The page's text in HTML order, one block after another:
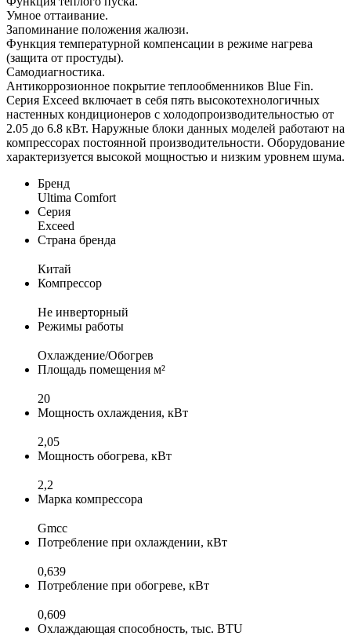
Умное оттаивание.
Запоминание положения жалюзи.
Функция температурной компенсации в режиме нагрева
(защита от простуды).
Самодиагностика.
Антикоррозионное покрытие теплообменников Blue Fin.
Серия Exceed включает в себя пять высокотехнологичных
настенных кондиционеров с холодопроизводительностью от
2.05 до 6.8 кВт. Наружные блоки данных моделей работают на
компрессорах постоянной производительности. Оборудование
характеризуется высокой мощностью и низким уровнем шума.
Бренд
Ultima Comfort
Серия
Exceed
Страна бренда
Китай
Компрессор
Не инверторный
Режимы работы
Охлаждение/Обогрев
Площадь помещения м²
20
Мощность охлаждения, кВт
2,05
Мощность обогрева, кВт
2,2
Марка компрессора
Gmcc
Потребление при охлаждении, кВт
0,639
Потребление при обогреве, кВт
0,609
Охлаждающая способность, тыс. BTU